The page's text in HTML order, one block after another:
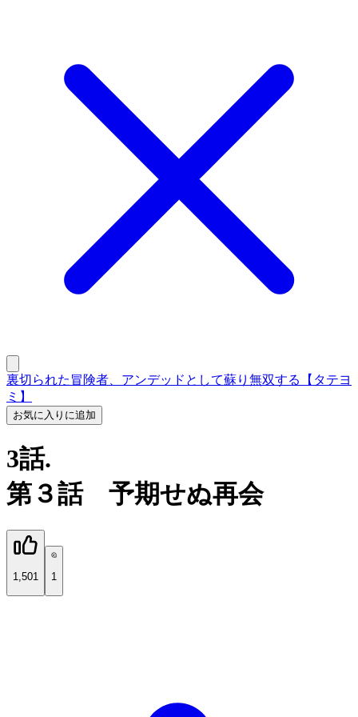
裏切られた冒険者、アンデッドとして蘇り無双する【タテヨ
ミ】
お気に入りに追加
3話.
第３話 予期せぬ再会
1,501 1